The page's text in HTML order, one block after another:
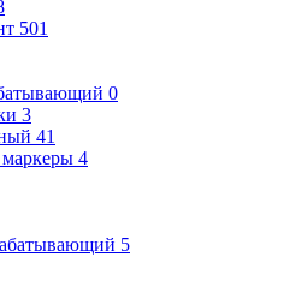
501
0
3
41
4
5